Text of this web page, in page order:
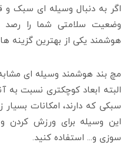
اگر به دنبال وسیله ای سبک
وضعیت سلامتی شما را رصد
هوشمند یکی از بهترین
مچ بند هوشمند وسیله ای
البته ابعاد کوچکتری نسبت به
سبکی که دارند، امکانات بسیار
این وسیله برای ورزش کردن و
سوزی و... استفاده کنید.